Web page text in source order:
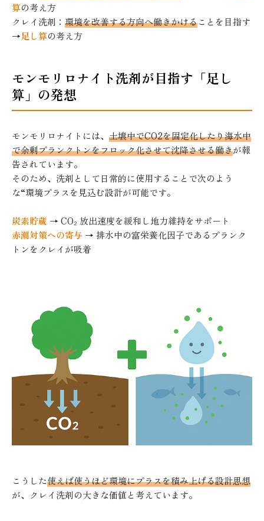
算の考え方
クレイ洗剤： 環境を改善する方向へ働きかけることを目指す
→足し算の考え方
モンモリロナイト洗剤が目指す「足し
算」の発想
モンモリロナイトには、 土壌中でCO2を固定化したり海水中
で余剰プランクトンをフロック化させて沈降させる働きが報
告されています。
そのため、洗剤として日常的に使用することで次のよう
な“環境プラスを見込む設計が可能です。
炭素貯蔵 → CO₂ 放出速度を緩和し地力維持をサポート
赤潮対策への寄与 → 排水中の富栄養化因子であるプランク
トンをクレイが吸着
こうした使えば使うほど環境にプラスを積み上げる設計思想
が、クレイ洗剤の大きな価値と考えています。